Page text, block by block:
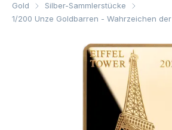
Gold
Silber-Sammlerstücke
1/200 Unze Goldbarren - Wahrzeichen